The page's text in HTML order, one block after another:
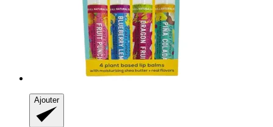
Ajouter